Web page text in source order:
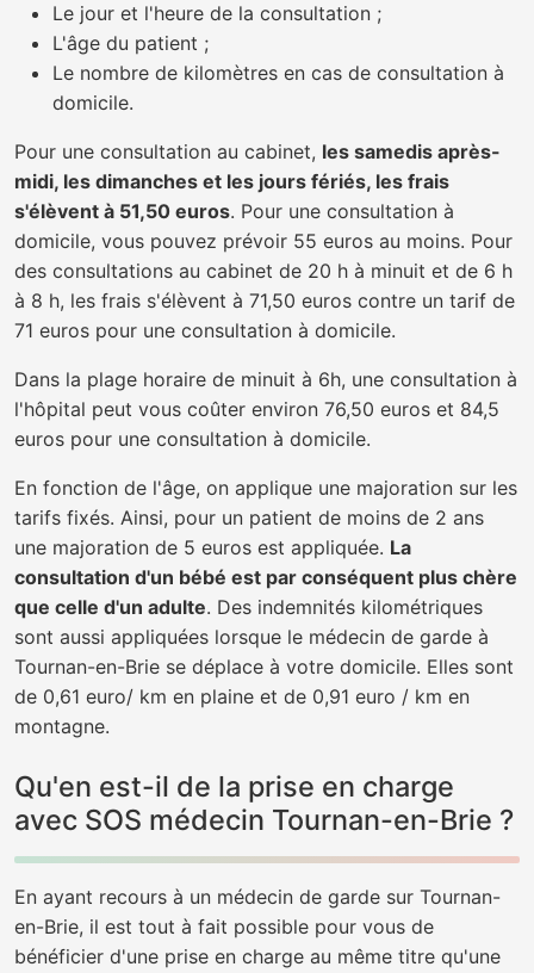
Le jour et l'heure de la consultation ;
L'âge du patient ;
Le nombre de kilomètres en cas de consultation à
domicile.
Pour une consultation au cabinet, les samedis après-
midi, les dimanches et les jours fériés, les frais
s'élèvent à 51,50 euros. Pour une consultation à
domicile, vous pouvez prévoir 55 euros au moins. Pour
des consultations au cabinet de 20 h à minuit et de 6 h
à 8 h, les frais s'élèvent à 71,50 euros contre un tarif de
71 euros pour une consultation à domicile.
Dans la plage horaire de minuit à 6h, une consultation à
l'hôpital peut vous coûter environ 76,50 euros et 84,5
euros pour une consultation à domicile.
En fonction de l'âge, on applique une majoration sur les
tarifs fixés. Ainsi, pour un patient de moins de 2 ans
une majoration de 5 euros est appliquée. La
consultation d'un bébé est par conséquent plus chère
que celle d'un adulte. Des indemnités kilométriques
sont aussi appliquées lorsque le médecin de garde à
Tournan-en-Brie se déplace à votre domicile. Elles sont
de 0,61 euro/ km en plaine et de 0,91 euro / km en
montagne.
Qu'en est-il de la prise en charge
avec SOS médecin Tournan-en-Brie ?
En ayant recours à un médecin de garde sur Tournan-
en-Brie, il est tout à fait possible pour vous de
bénéficier d'une prise en charge au même titre qu'une